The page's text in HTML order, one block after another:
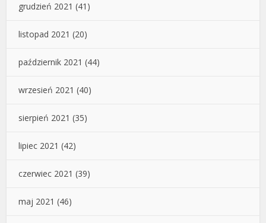
grudzień 2021 (41)
listopad 2021 (20)
październik 2021 (44)
wrzesień 2021 (40)
sierpień 2021 (35)
lipiec 2021 (42)
czerwiec 2021 (39)
maj 2021 (46)